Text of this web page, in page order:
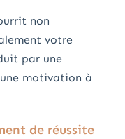
non
votre
par une
motivation à
de réussite